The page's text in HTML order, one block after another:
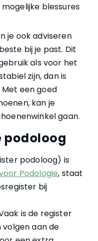
blessures
je ook adviseren
bij je past. Dit
als voor het
zijn, dan is
een goed
kan je
gaan.
podoloog
podoloog) is
Podologie, staat
bij
is de register
aan de